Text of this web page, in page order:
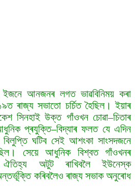
ইজনে আনজনৰ লগত ভাৱবিনিময় কৰা
ৰাজ্য সভাতো চৰ্চিত হৈছিল। ইয়াৰ
সিনহাই উক্ত গাঁওখন চোৱা–চিতাৰ
প্ৰযুক্তি–বিদ্যাৰ ফলত যে এদিন
ঘটিব সেই আশংকা সাংসদজনে
সেয়ে আধুনিক বিশ্বত গাঁওখনৰ
ঐতিহ্য অটুট ৰাখিবলৈ ইউনেস্ক
কৰিবলৈও ৰাজ্য সভাক অনুৰোধ